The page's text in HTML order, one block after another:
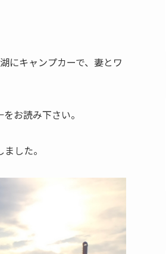
にキャンプカーで、妻とワ
お読み下さい。
した。